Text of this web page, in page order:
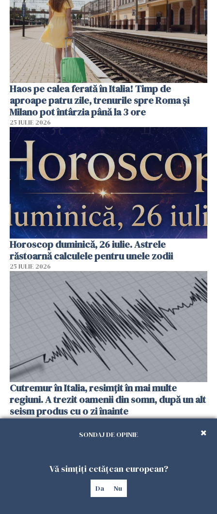
Haos pe calea ferată în Italia! Timp de
aproape patru zile, trenurile spre Roma și
Milano pot întârzia până la 3 ore
25 IULIE 2026
Horoscop duminică, 26 iulie. Astrele
răstoarnă calculele pentru unele zodii
25 IULIE 2026
Cutremur în Italia, resimțit în mai multe
regiuni. A trezit oamenii din somn, după un alt
seism produs cu o zi înainte
SONDAJ DE OPINIE
Vă simțiți cetățean european?
Da Nu